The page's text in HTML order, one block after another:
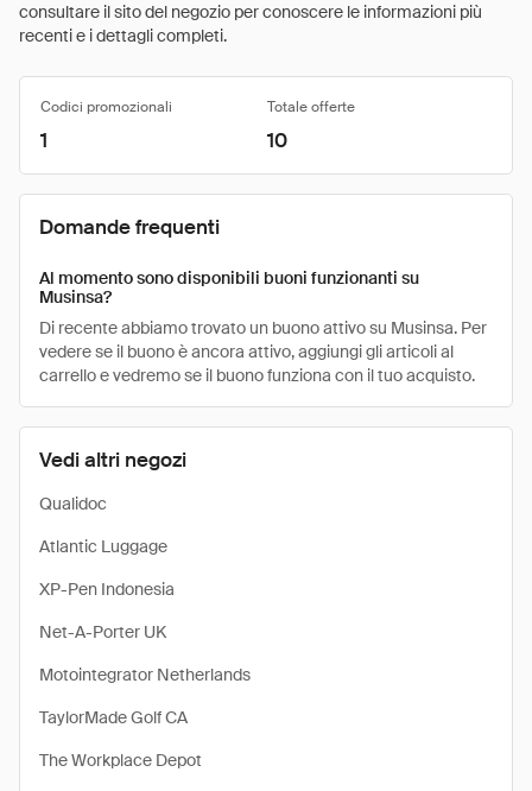
consultare il sito del negozio per conoscere le informazioni più
recenti e i dettagli completi.
Vedi altri negozi
Qualidoc
Atlantic Luggage
XP-Pen Indonesia
Net-A-Porter UK
Motointegrator Netherlands
TaylorMade Golf CA
The Workplace Depot
Codici promozionali Totale offerte
1 10
Domande frequenti
Al momento sono disponibili buoni funzionanti su
Musinsa?
Di recente abbiamo trovato un buono attivo su Musinsa. Per
vedere se il buono è ancora attivo, aggiungi gli articoli al
carrello e vedremo se il buono funziona con il tuo acquisto.